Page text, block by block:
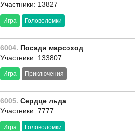
Участники: 13827
Игра Головоломки
6004. Посади марсоход
Участники: 133807
Игра Приключения
6005. Сердце льда
Участники: 7777
Игра Головоломки